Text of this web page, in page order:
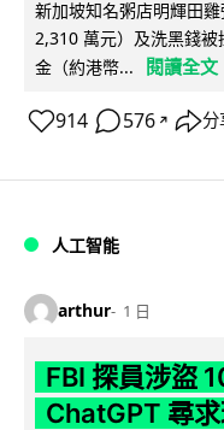
新加坡知名粥店明輝田
2,310 萬元）及洗黑錢
金（約港幣...
閱讀全文
914 576 ↗ 分
人工智能
arthur 1 日
FBI 探員涉盜
ChatGPT 尋